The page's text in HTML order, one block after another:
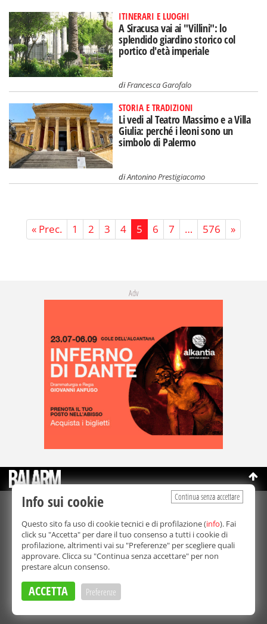
ITINERARI E LUOGHI
A Siracusa vai ai "Villini": lo
splendido giardino storico col
portico d'età imperiale
diFrancesca Garofalo
STORIA E TRADIZIONI
Li vedi al Teatro Massimo e a Villa
Giulia: perché i leoni sono un
simbolo di Palermo
diAntonino Prestigiacomo
« Prec. 1 2 3 4 5 6 7 … 576 »
Adv
©Copyright 2003-2026
Bmedia Srl- P.IVA 07064240828
La riproduzione totale o parziale di tutti i contenuti, in qualunque
forma, su qualsiasi supporto è proibita.
Balarm.it è una testata giornalistica registrata. Autorizzazione del
Tribunale di Palermo n° 32 del 21/10/2003
Direttore responsabile:
Continua senza accettare
Info sui cookie
Questo sito fa uso di cookie tecnici e di profilazione (info). Fai
click su "Accetta" per dare il tuo consenso a tutti i cookie di
profilazione, altrimenti vai su "Preferenze" per scegliere quali
approvare. Clicca su "Continua senza accettare" per non
prestare alcun consenso.
ACCETTA Preferenze